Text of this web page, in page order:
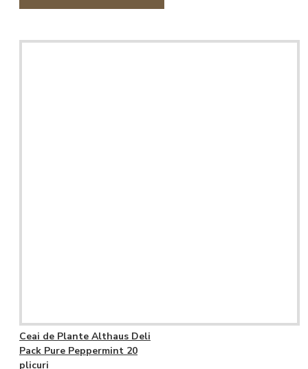
Ceai de Plante Althaus Deli
Pack Pure Peppermint 20
plicuri